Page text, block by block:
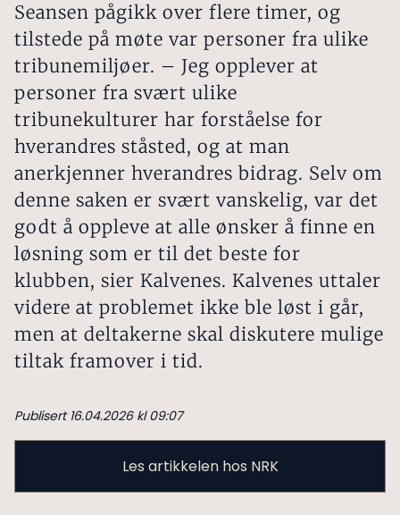
Seansen pågikk over flere timer, og
tilstede på møte var personer fra ulike
tribunemiljøer. – Jeg opplever at
personer fra svært ulike
tribunekulturer har forståelse for
hverandres ståsted, og at man
anerkjenner hverandres bidrag. Selv om
denne saken er svært vanskelig, var det
godt å oppleve at alle ønsker å finne en
løsning som er til det beste for
klubben, sier Kalvenes. Kalvenes uttaler
videre at problemet ikke ble løst i går,
men at deltakerne skal diskutere mulige
tiltak framover i tid.
Publisert 16.04.2026 kl 09:07
Les artikkelen hos NRK